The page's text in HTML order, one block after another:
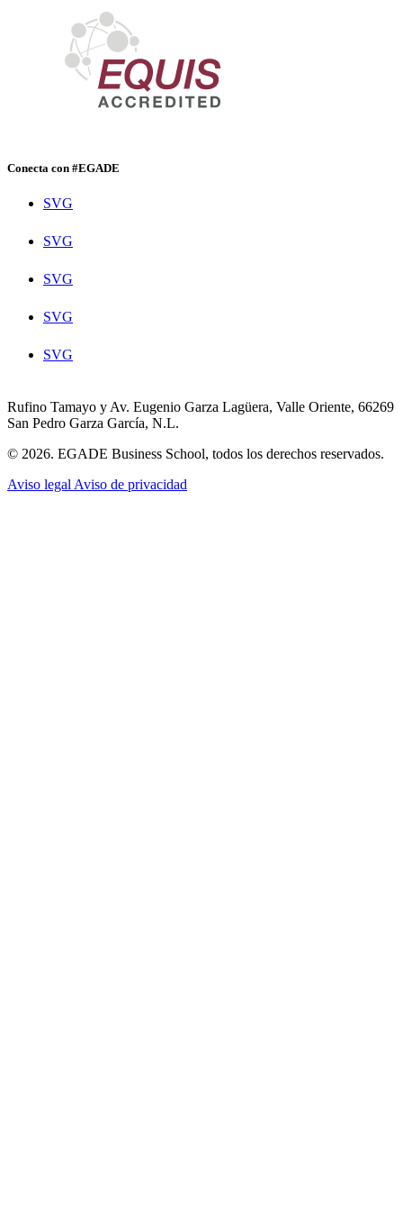
Conecta con #EGADE
SVG
SVG
SVG
SVG
SVG
Rufino Tamayo y Av. Eugenio Garza Lagüera, Valle Oriente, 66269
San Pedro Garza García, N.L.
© 2026. EGADE Business School, todos los derechos reservados.
Aviso legal Aviso de privacidad